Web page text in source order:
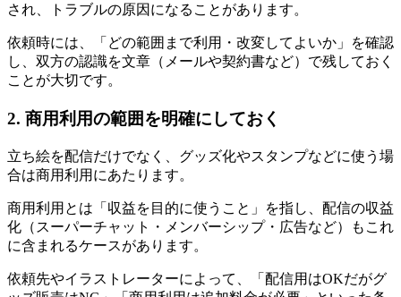
され、トラブルの原因になることがあります。
依頼時には、「どの範囲まで利用・改変してよいか」を確認
し、双方の認識を文章（メールや契約書など）で残しておく
ことが大切です。
2. 商用利用の範囲を明確にしておく
立ち絵を配信だけでなく、グッズ化やスタンプなどに使う場
合は商用利用にあたります。
商用利用とは「収益を目的に使うこと」を指し、配信の収益
化（スーパーチャット・メンバーシップ・広告など）もこれ
に含まれるケースがあります。
依頼先やイラストレーターによって、「配信用はOKだがグ